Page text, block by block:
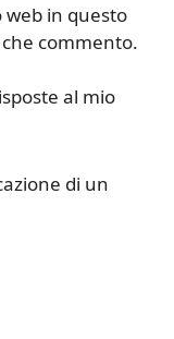
web in questo
commento.
al mio
di un